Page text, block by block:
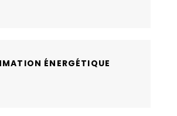
ÉNERGÉTIQUE